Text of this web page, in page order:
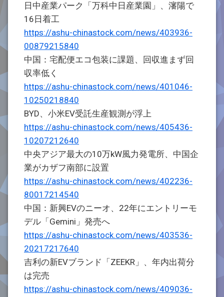
日中産業パーク「万科中日産業園」、瀋陽で
16日着工
https://ashu-chinastock.com/news/403936-
00879215840
中国：宅配便エコ包装に課題、回収進まず回
収率低く
https://ashu-chinastock.com/news/401046-
10250218840
BYD、小米EV受託生産観測が浮上
https://ashu-chinastock.com/news/405436-
10207212640
中央アジア最大の10万kW風力発電所、中国企
業がカザフ南部に設置
https://ashu-chinastock.com/news/402236-
80017214540
中国：新興EVのニーオ、22年にエントリーモ
デル「Gemini」発売へ
https://ashu-chinastock.com/news/403536-
20217217640
吉利の新EVブランド「ZEEKR」、年内出荷分
は完売
https://ashu-chinastock.com/news/409036-